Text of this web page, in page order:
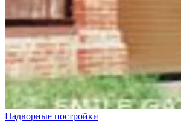
Надворные постройки